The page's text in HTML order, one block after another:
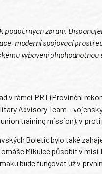
zbraní.
moderní spojovací
vybavení plnohodnotnou
v rámci PRT (Provinční
Advisory Team –
training mission), v
Boletic bylo také
Mikulce působit v misi
bude fungovat už v